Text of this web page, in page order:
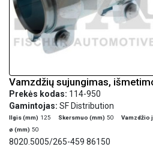
Vamzdžių sujungimas,
Prekės kodas: 114-950
Gamintojas: SF Distribution
Ilgis (mm) 125 Skersmuo (mm) 50 Vamzdžio
ø (mm) 50
8020.5005/265-459 86150